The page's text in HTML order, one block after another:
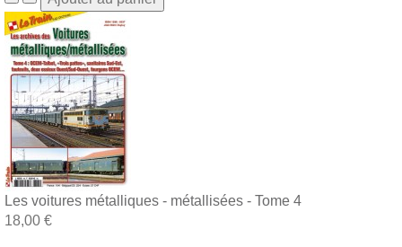
Les voitures métalliques - métallisées - Tome 4
18,00 €